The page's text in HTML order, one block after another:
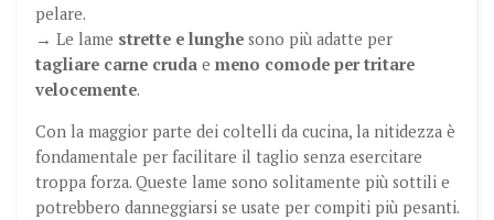
pelare.
→ Le lame strette e lunghe sono più adatte per
tagliare carne cruda e meno comode per tritare
velocemente.
Con la maggior parte dei coltelli da cucina, la nitidezza è
fondamentale per facilitare il taglio senza esercitare
troppa forza. Queste lame sono solitamente più sottili e
potrebbero danneggiarsi se usate per compiti più pesanti.